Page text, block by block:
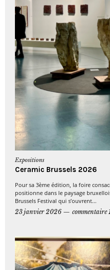
Expositions
Ceramic Brussels 2026
Pour sa 3ème édition, la foire
positionne dans le paysage
Brussels Festival qui s’ouvrent...
23 janvier 2026
commentaire